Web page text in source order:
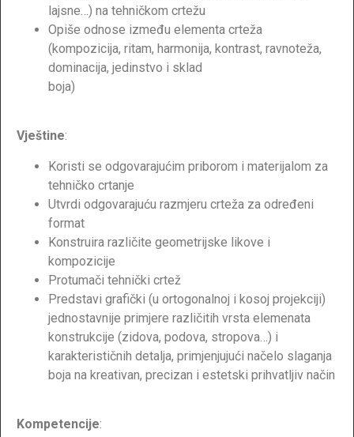
lajsne…) na tehničkom crtežu
Opiše odnose između elementa crteža
(kompozicija, ritam, harmonija, kontrast, ravnoteža,
dominacija, jedinstvo i sklad
boja)
Vještine:
Koristi se odgovarajućim priborom i materijalom za
tehničko crtanje
Utvrdi odgovarajuću razmjeru crteža za određeni
format
Konstruira različite geometrijske likove i
kompozicije
Protumači tehnički crtež
Predstavi grafički (u ortogonalnoj i kosoj projekciji)
jednostavnije primjere različitih vrsta elemenata
konstrukcije (zidova, podova, stropova…) i
karakterističnih detalja, primjenjujući načelo slaganja
boja na kreativan, precizan i estetski prihvatljiv način
Kompetencije: